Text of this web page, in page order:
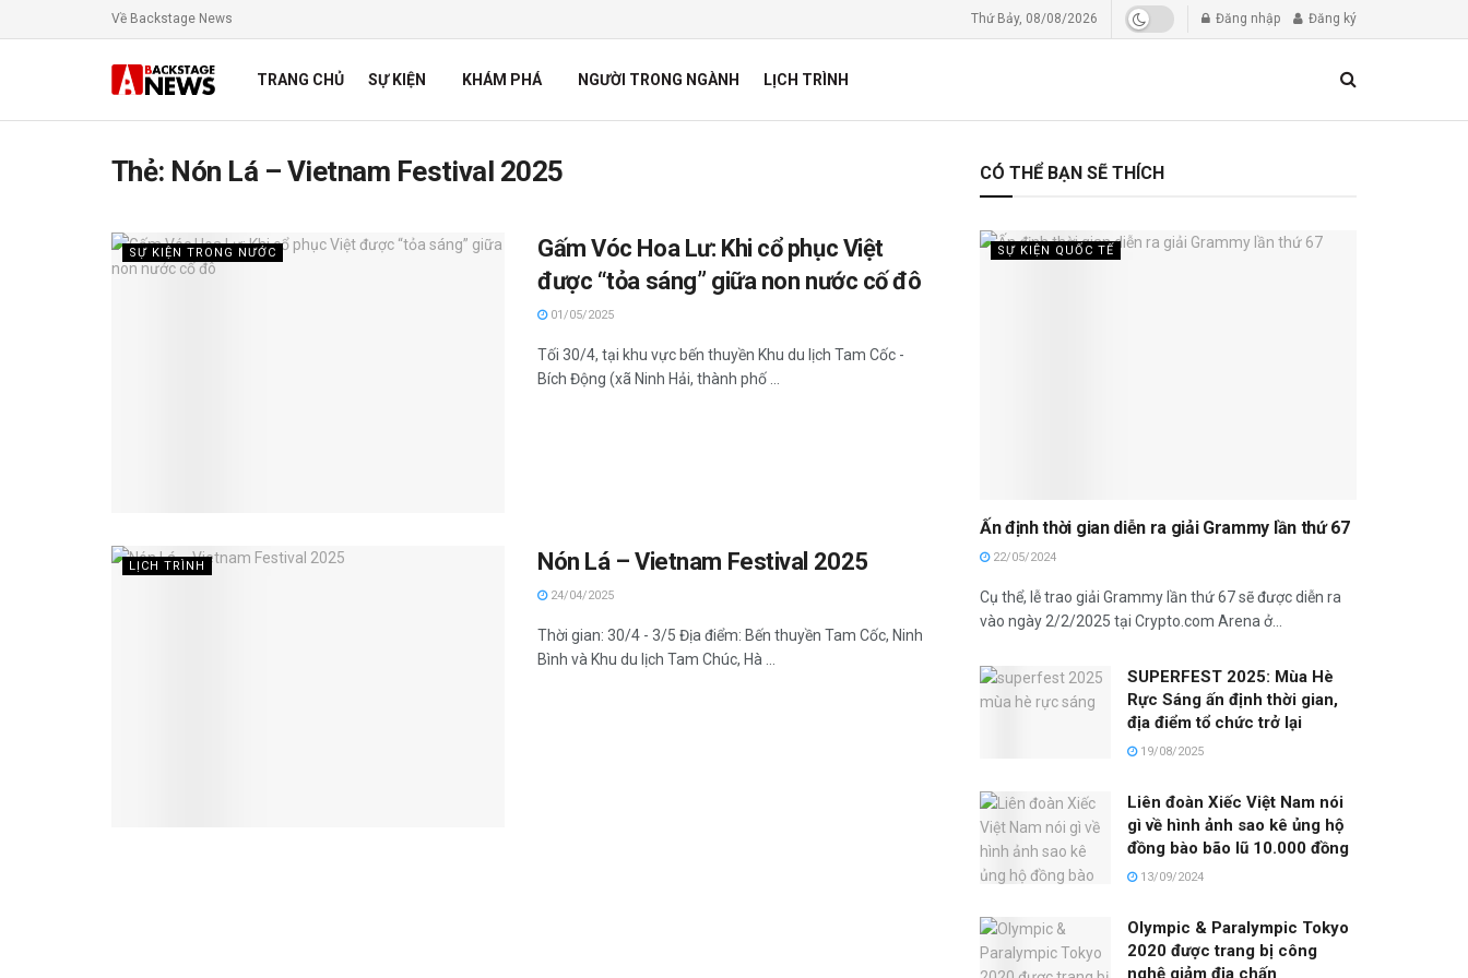
Về Backstage News Thứ Bảy, 08/08/2026 Đăng nhập Đăng ký
TRANG CHỦ SỰ KIỆN KHÁM PHÁ NGƯỜI TRONG NGÀNH LỊCH TRÌNH
Thẻ: Nón Lá – Vietnam Festival 2025
SỰ KIỆN TRONG NƯỚC
Gấm Vóc Hoa Lư: Khi cổ phục Việt
được “tỏa sáng” giữa non nước cố đô
01/05/2025
Tối 30/4, tại khu vực bến thuyền Khu du lịch Tam Cốc -
Bích Động (xã Ninh Hải, thành phố ...
LỊCH TRÌNH Nón Lá – Vietnam Festival 2025
24/04/2025
Thời gian: 30/4 - 3/5 Địa điểm: Bến thuyền Tam Cốc, Ninh
Bình và Khu du lịch Tam Chúc, Hà ...
CÓ THỂ BẠN SẼ THÍCH
SỰ KIỆN QUỐC TẾ
Ấn định thời gian diễn ra giải Grammy lần thứ 67
22/05/2024
Cụ thể, lễ trao giải Grammy lần thứ 67 sẽ được diễn ra
vào ngày 2/2/2025 tại Crypto.com Arena ở...
SUPERFEST 2025: Mùa Hè
Rực Sáng ấn định thời gian,
địa điểm tổ chức trở lại
19/08/2025
Liên đoàn Xiếc Việt Nam nói
gì về hình ảnh sao kê ủng hộ
đồng bào bão lũ 10.000 đồng
13/09/2024
Olympic & Paralympic Tokyo
2020 được trang bị công
nghệ giảm địa chấn